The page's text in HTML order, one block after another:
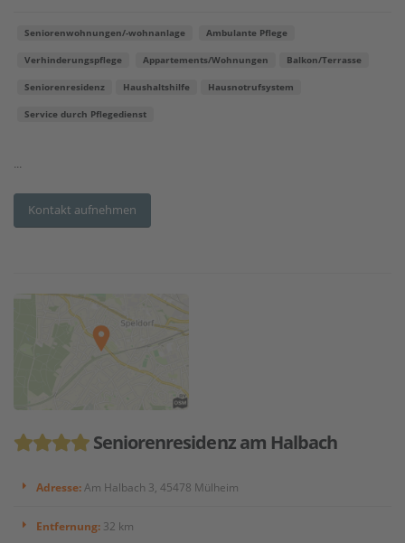
Seniorenwohnungen/-wohnanlage Ambulante Pflege
Verhinderungspflege Appartements/Wohnungen Balkon/Terrasse
Seniorenresidenz Haushaltshilfe Hausnotrufsystem
Service durch Pflegedienst
...
Kontakt aufnehmen
Seniorenresidenz am Halbach
Adresse:Am Halbach 3, 45478 Mülheim
Entfernung: 32 km